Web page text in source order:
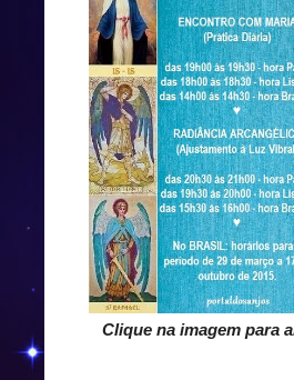
Clique na imagem para